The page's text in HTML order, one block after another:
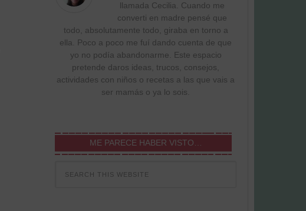
llamada Cecilia. Cuando me
converti en madre pensé que
todo, absolutamente todo, giraba en torno a
ella. Poco a poco me fuí dando cuenta de que
yo no podía abandonarme. Este espacio
pretende daros ideas, trucos, consejos,
actividades con niños o recetas a las que vais a
ser mamás o ya lo sois.
ME PARECE HABER VISTO…